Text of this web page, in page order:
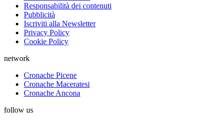
Responsabilità dei contenuti
Pubblicità
Iscriviti alla Newsletter
Privacy Policy
Cookie Policy
network
Cronache Picene
Cronache Maceratesi
Cronache Ancona
follow us